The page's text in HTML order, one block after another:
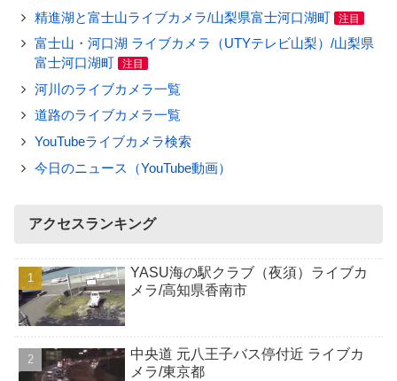
精進湖と富士山ライブカメラ/山梨県富士河口湖町 注目
富士山・河口湖 ライブカメラ（UTYテレビ山梨）/山梨県
富士河口湖町
注目
河川のライブカメラ一覧
道路のライブカメラ一覧
YouTubeライブカメラ検索
今日のニュース（YouTube動画）
アクセスランキング
YASU海の駅クラブ（夜須）ライブカ
メラ/高知県香南市
中央道 元八王子バス停付近 ライブカ
メラ/東京都